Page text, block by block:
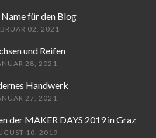
für den Blog
02, 2021
und Reifen
28, 2021
Handwerk
27, 2021
der MAKER DAYS 2019 in Graz
10, 2019